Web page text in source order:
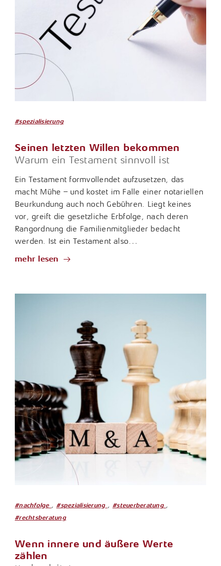
#spezialisierung
Seinen letzten Willen bekommen
Warum ein Testament sinnvoll ist
Ein Testament formvollendet aufzusetzen, das
macht Mühe – und kostet im Falle einer notariellen
Beurkundung auch noch Gebühren. Liegt keines
vor, greift die gesetzliche Erbfolge, nach deren
Rangordnung die Familienmitglieder bedacht
werden. Ist ein Testament also…
mehr lesen
#nachfolge , #spezialisierung , #steuerberatung ,
#rechtsberatung
Wenn innere und äußere Werte
zählen